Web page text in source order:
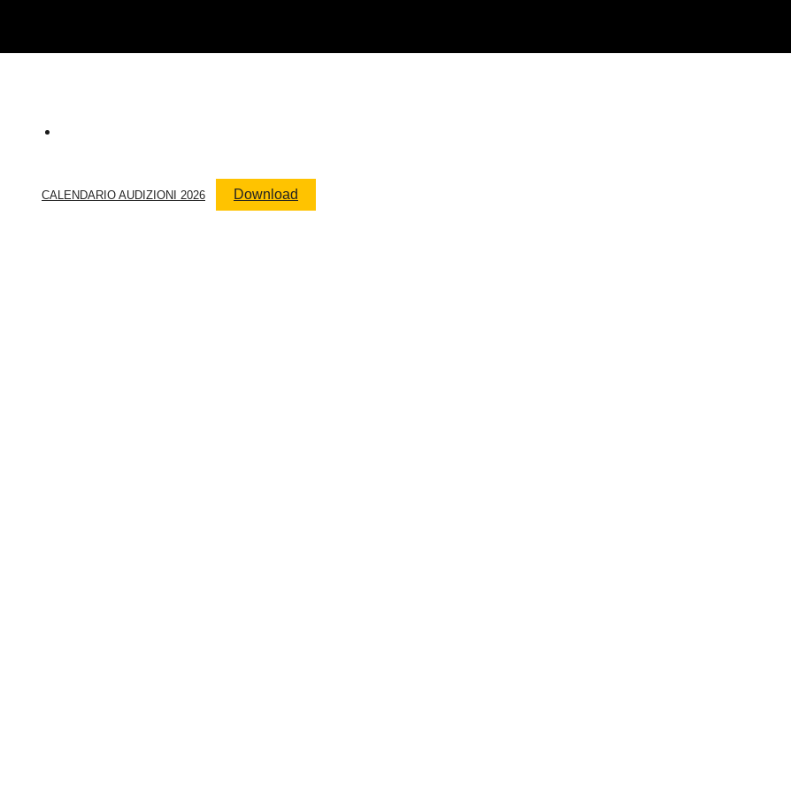
CALENDARIO AUDIZIONI 2026 Download